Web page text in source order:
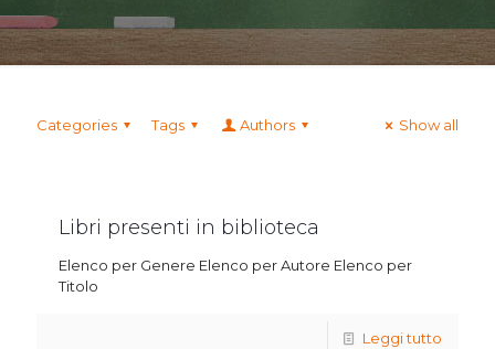
Categories Tags Authors Show all
Libri presenti in biblioteca
Elenco per Genere Elenco per Autore Elenco per
Titolo
Leggi tutto